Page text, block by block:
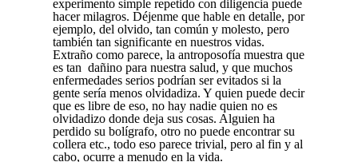
experimento simple repetido con diligencia puede
hacer milagros. Déjenme que hable en detalle, por
ejemplo, del olvido, tan común y molesto, pero
también tan significante en nuestros vidas.
Extraño como parece, la antroposofía muestra que
es tan dañino para nuestra salud, y que muchos
enfermedades serios podrían ser evitados si la
gente sería menos olvidadiza. Y quien puede decir
que es libre de eso, no hay nadie quien no es
olvidadizo donde deja sus cosas. Alguien ha
perdido su bolígrafo, otro no puede encontrar su
collera etc., todo eso parece trivial, pero al fin y al
cabo, ocurre a menudo en la vida.